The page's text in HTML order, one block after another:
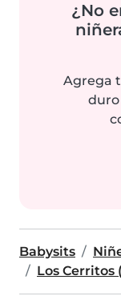
¿No
Agrega
duro
Babysits
Los